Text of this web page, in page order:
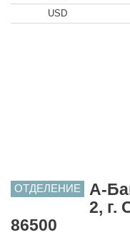
USD
ОТДЕЛЕНИЕ
А-
2, г.
86500